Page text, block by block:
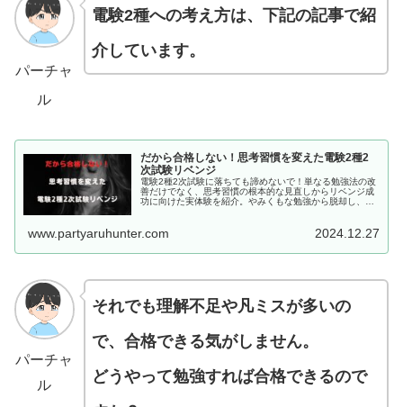
パーチャ
ル
電験2種への考え方は、下記の記事で紹
介しています。
だから合格しない！思考習慣を変えた電験2種2
次試験リベンジ
電験2種2次試験に落ちても諦めないで！単なる勉強法の改
善だけでなく、思考習慣の根本的な見直しからリベンジ成
功に向けた実体験を紹介。やみくもな勉強から脱却し、確
www.partyaruhunter.com 2024.12.27
パーチャ
ル
それでも理解不足や凡ミスが多いの
で、合格できる気がしません。
どうやって勉強すれば合格できるので